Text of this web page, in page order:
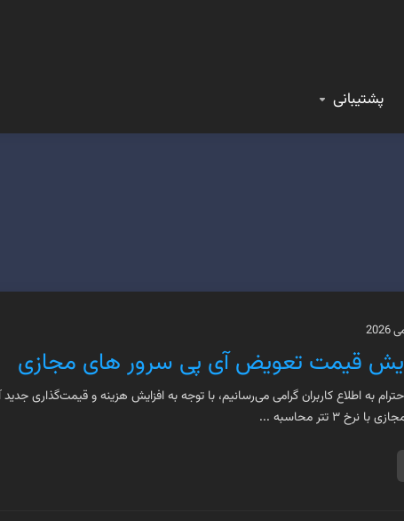
پشتیبانی
قیمت تعویض آی پی سرور های مجازی
۳ تتر محاسبه ...